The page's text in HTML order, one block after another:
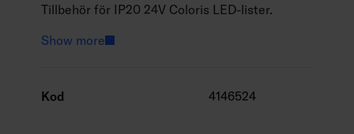
Tillbehör för IP20 24V Coloris LED-lister.
Show more
Kod 4146524